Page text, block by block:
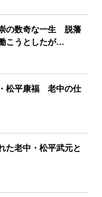
の数奇な一生 脱藩
こうとしたが…
松平康福 老中の仕
た老中・松平武元と